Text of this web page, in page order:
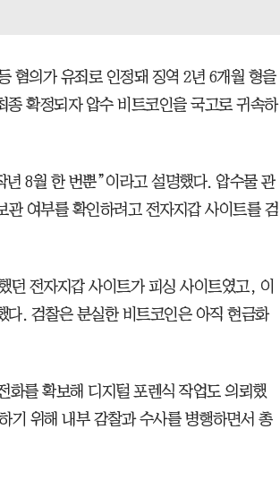
혐의가 유죄로 인정돼 징역 2년 6개월 형을
확정되자 압수 비트코인을 국고로 귀속하
8월 한 번뿐”이라고 설명했다. 압수물 관
여부를 확인하려고 전자지갑 사이트를 검
던 전자지갑 사이트가 피싱 사이트였고, 이
. 검찰은 분실한 비트코인은 아직 현금화
화를 확보해 디지털 포렌식 작업도 의뢰했
기 위해 내부 감찰과 수사를 병행하면서 총